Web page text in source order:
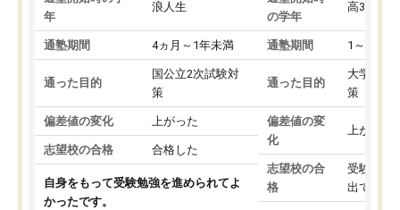
年
浪人生
通塾期間 4ヵ月～1年未満
通った目的
国公立2次試験対
策
偏差値の変化 上がった
志望校の合格 合格した
自身をもって受験勉強を進められてよ
かったです。
の学年
高3
通塾期間 1～3ヵ月
通った目的
大学入学
策
偏差値の変
化
上がった
志望校の合
格
受験して
出ていな